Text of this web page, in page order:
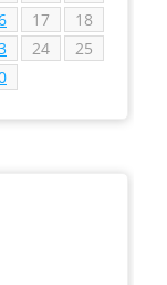
17
18
24
25